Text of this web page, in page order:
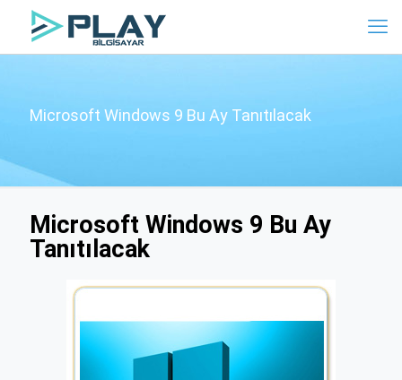
Microsoft Windows 9 Bu Ay Tanıtılacak
Microsoft Windows 9 Bu Ay
Tanıtılacak